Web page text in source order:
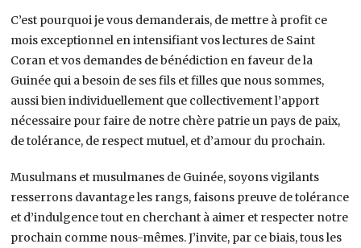
C’est pourquoi je vous demanderais, de mettre à profit ce
mois exceptionnel en intensifiant vos lectures de Saint
Coran et vos demandes de bénédiction en faveur de la
Guinée qui a besoin de ses fils et filles que nous sommes,
aussi bien individuellement que collectivement l’apport
nécessaire pour faire de notre chère patrie un pays de paix,
de tolérance, de respect mutuel, et d’amour du prochain.
Musulmans et musulmanes de Guinée, soyons vigilants
resserrons davantage les rangs, faisons preuve de tolérance
et d’indulgence tout en cherchant à aimer et respecter notre
prochain comme nous-mêmes. J’invite, par ce biais, tous les